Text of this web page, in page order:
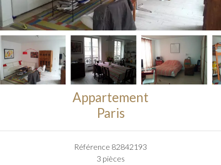
Appartement
Paris
Référence 82842193
3 pièces